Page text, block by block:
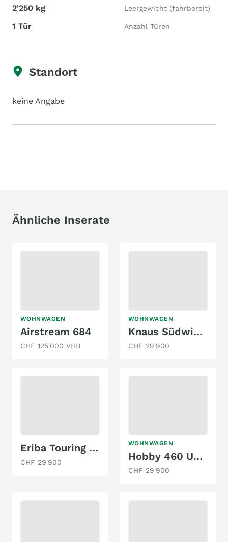
2'250 kg Leergewicht (fahrbereit)
1 Tür Anzahl Türen
Standort
keine Angabe
Ähnliche Inserate
WOHNWAGEN
Airstream 684
CHF 125'000 VHB
WOHNWAGEN
Knaus Südwind 460 EU | 2023
CHF 29'900
Eriba Touring 530
CHF 29'900
WOHNWAGEN
Hobby 460 UFe Excellent Edition
CHF 29'900